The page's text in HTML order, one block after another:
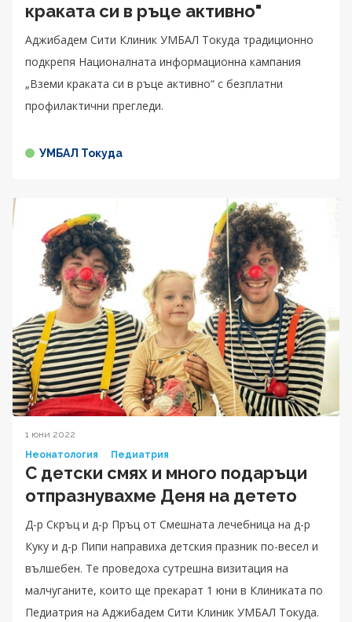
краката си в ръце активно"
Аджибадем Сити Клиник УМБАЛ Токуда традиционно
подкрепя Националната информационна кампания
„Вземи краката си в ръце активно“ с безплатни
профилактични прегледи.
УМБАЛ Токуда
1 юни 2022
Неонатология
Педиатрия
С детски смях и много подаръци
отпразнувахме Деня на детето
Д-р Скръц и д-р Пръц от Смешната лечебница на д-р
Куку и д-р Пипи направиха детския празник по-весел и
вълшебен. Те проведоха сутрешна визитация на
малчуганите, които ще прекарат 1 юни в Клиниката по
Педиатрия на Аджибадем Сити Клиник УМБАЛ Токуда.